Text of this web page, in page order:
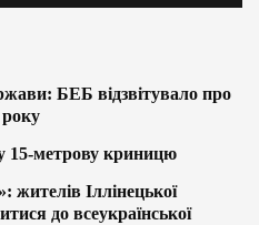
БЕБ відзвітувало про
року
15-метрову криницю
жителів Іллінецької
до всеукраїнської